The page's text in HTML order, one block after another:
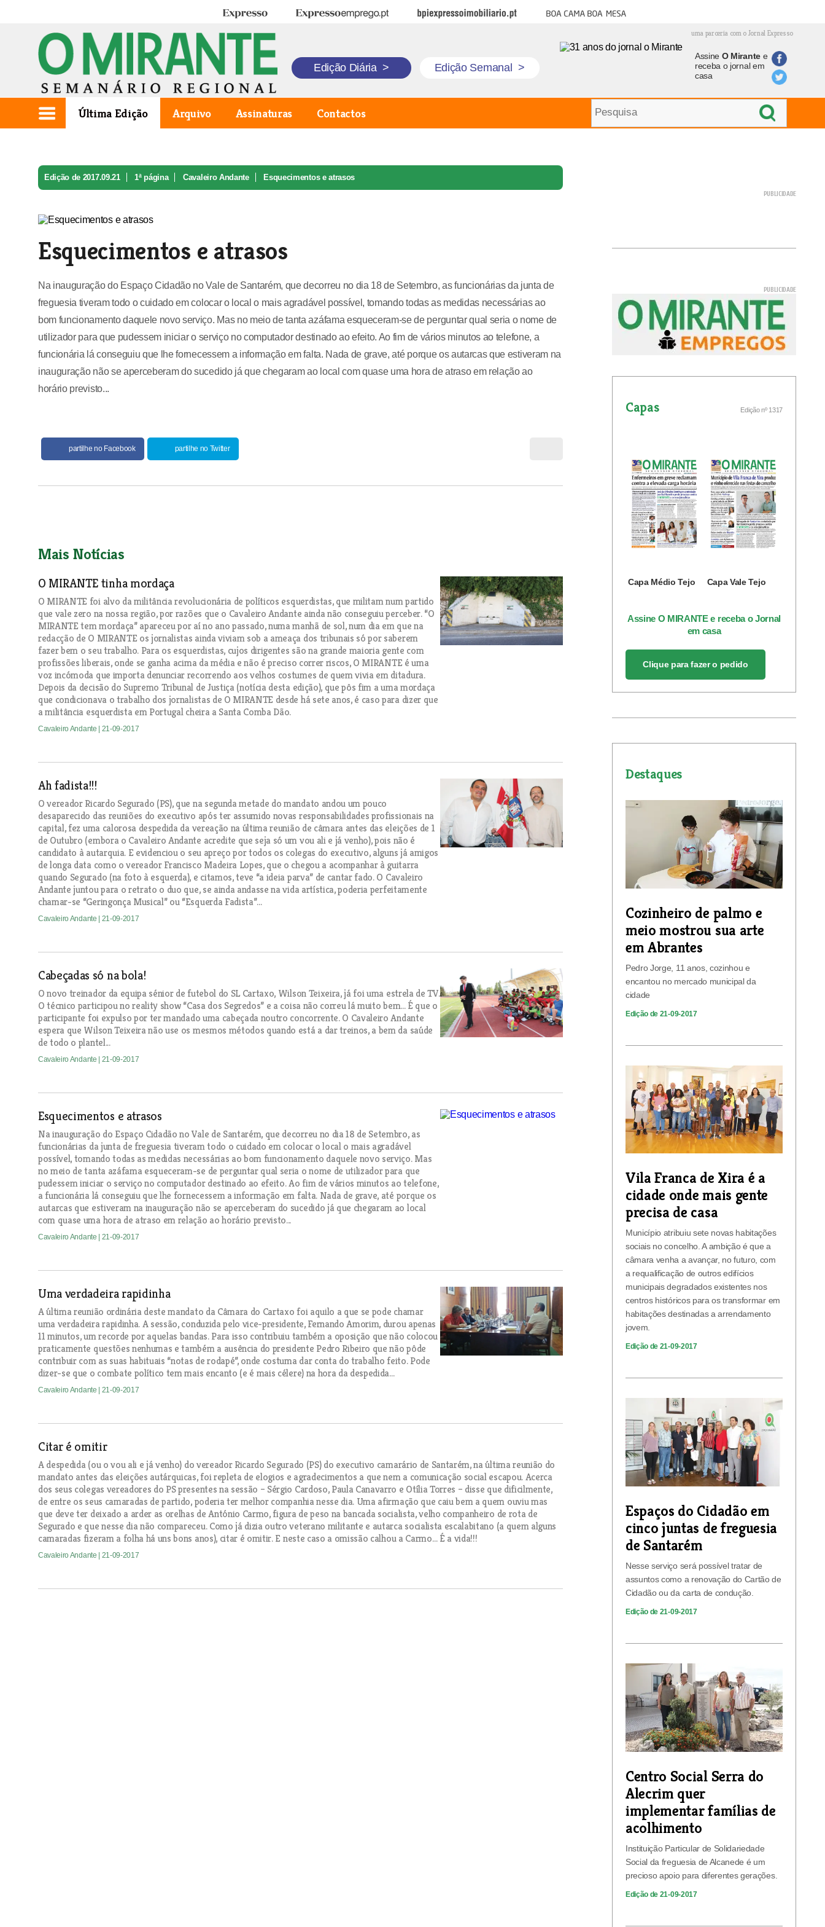
Expresso Expresso Emprego BPI Expresso Imobiliário Boa cama boa mesa
uma parceria com o Jornal Expresso
Edição Diária > Edição Semanal >
Assine O Mirantee
receba o jornal em
casa
Última Edição Arquivo Assinaturas Contactos
Edição de 2017.09.21 1ª página Cavaleiro Andante Esquecimentos e atrasos
Esquecimentos e atrasos
Na inauguração do Espaço Cidadão no Vale de Santarém, que decorreu no dia 18 de Setembro, as funcionárias da junta de
freguesia tiveram todo o cuidado em colocar o local o mais agradável possível, tomando todas as medidas necessárias ao
bom funcionamento daquele novo serviço. Mas no meio de tanta azáfama esqueceram-se de perguntar qual seria o nome de
utilizador para que pudessem iniciar o serviço no computador destinado ao efeito. Ao fim de vários minutos ao telefone, a
funcionária lá conseguiu que lhe fornecessem a informação em falta. Nada de grave, até porque os autarcas que estiveram na
inauguração não se aperceberam do sucedido já que chegaram ao local com quase uma hora de atraso em relação ao
horário previsto...
partilhe no Facebook partilhe no Twitter
Mais Notícias
O MIRANTE tinha mordaça
O MIRANTE foi alvo da militância revolucionária de políticos esquerdistas, que militam num partido
que vale zero na nossa região, por razões que o Cavaleiro Andante ainda não conseguiu perceber. “O
MIRANTE tem mordaça” apareceu por aí no ano passado, numa manhã de sol, num dia em que na
redacção de O MIRANTE os jornalistas ainda viviam sob a ameaça dos tribunais só por saberem
fazer bem o seu trabalho. Para os esquerdistas, cujos dirigentes são na grande maioria gente com
profissões liberais, onde se ganha acima da média e não é preciso correr riscos, O MIRANTE é uma
voz incómoda que importa denunciar recorrendo aos velhos costumes de quem vivia em ditadura.
Depois da decisão do Supremo Tribunal de Justiça (notícia desta edição), que pôs fim a uma mordaça
que condicionava o trabalho dos jornalistas de O MIRANTE desde há sete anos, é caso para dizer que
a militância esquerdista em Portugal cheira a Santa Comba Dão.
Cavaleiro Andante | 21-09-2017
Ah fadista!!!
O vereador Ricardo Segurado (PS), que na segunda metade do mandato andou um pouco
desaparecido das reuniões do executivo após ter assumido novas responsabilidades profissionais na
capital, fez uma calorosa despedida da vereação na última reunião de câmara antes das eleições de 1
de Outubro (embora o Cavaleiro Andante acredite que seja só um vou ali e já venho), pois não é
candidato à autarquia. E evidenciou o seu apreço por todos os colegas do executivo, alguns já amigos
de longa data como o vereador Francisco Madeira Lopes, que o chegou a acompanhar à guitarra
quando Segurado (na foto à esquerda), e citamos, teve “a ideia parva” de cantar fado. O Cavaleiro
Andante juntou para o retrato o duo que, se ainda andasse na vida artística, poderia perfeitamente
chamar-se “Geringonça Musical” ou “Esquerda Fadista”…
Cavaleiro Andante | 21-09-2017
Cabeçadas só na bola!
O novo treinador da equipa sénior de futebol do SL Cartaxo, Wilson Teixeira, já foi uma estrela de TV.
O técnico participou no reality show “Casa dos Segredos” e a coisa não correu lá muito bem... É que o
participante foi expulso por ter mandado uma cabeçada noutro concorrente. O Cavaleiro Andante
espera que Wilson Teixeira não use os mesmos métodos quando está a dar treinos, a bem da saúde
de todo o plantel...
Cavaleiro Andante | 21-09-2017
Esquecimentos e atrasos
Na inauguração do Espaço Cidadão no Vale de Santarém, que decorreu no dia 18 de Setembro, as
funcionárias da junta de freguesia tiveram todo o cuidado em colocar o local o mais agradável
possível, tomando todas as medidas necessárias ao bom funcionamento daquele novo serviço. Mas
no meio de tanta azáfama esqueceram-se de perguntar qual seria o nome de utilizador para que
pudessem iniciar o serviço no computador destinado ao efeito. Ao fim de vários minutos ao telefone,
a funcionária lá conseguiu que lhe fornecessem a informação em falta. Nada de grave, até porque os
autarcas que estiveram na inauguração não se aperceberam do sucedido já que chegaram ao local
com quase uma hora de atraso em relação ao horário previsto...
Cavaleiro Andante | 21-09-2017
Uma verdadeira rapidinha
A última reunião ordinária deste mandato da Câmara do Cartaxo foi aquilo a que se pode chamar
uma verdadeira rapidinha. A sessão, conduzida pelo vice-presidente, Fernando Amorim, durou apenas
11 minutos, um recorde por aquelas bandas. Para isso contribuiu também a oposição que não colocou
praticamente questões nenhumas e também a ausência do presidente Pedro Ribeiro que não pôde
contribuir com as suas habituais “notas de rodapé”, onde costuma dar conta do trabalho feito. Pode
dizer-se que o combate político tem mais encanto (e é mais célere) na hora da despedida...
Cavaleiro Andante | 21-09-2017
Citar é omitir
A despedida (ou o vou ali e já venho) do vereador Ricardo Segurado (PS) do executivo camarário de Santarém, na última reunião do
mandato antes das eleições autárquicas, foi repleta de elogios e agradecimentos a que nem a comunicação social escapou. Acerca
dos seus colegas vereadores do PS presentes na sessão – Sérgio Cardoso, Paula Canavarro e Otília Torres – disse que dificilmente,
de entre os seus camaradas de partido, poderia ter melhor companhia nesse dia. Uma afirmação que caiu bem a quem ouviu mas
que deve ter deixado a arder as orelhas de António Carmo, figura de peso na bancada socialista, velho companheiro de rota de
Segurado e que nesse dia não compareceu. Como já dizia outro veterano militante e autarca socialista escalabitano (a quem alguns
camaradas fizeram a folha há uns bons anos), citar é omitir. E neste caso a omissão calhou a Carmo… É a vida!!!
Cavaleiro Andante | 21-09-2017
Capas Edição nº 1317
Capa Médio Tejo Capa Vale Tejo
Assine O MIRANTE e receba o Jornal
em casa
Clique para fazer o pedido
Destaques
Cozinheiro de palmo e
meio mostrou sua arte
em Abrantes
Pedro Jorge, 11 anos, cozinhou e
encantou no mercado municipal da
cidade
Edição de 21-09-2017
Vila Franca de Xira é a
cidade onde mais gente
precisa de casa
Município atribuiu sete novas habitações
sociais no concelho. A ambição é que a
câmara venha a avançar, no futuro, com
a requalificação de outros edifícios
municipais degradados existentes nos
centros históricos para os transformar em
habitações destinadas a arrendamento
jovem.
Edição de 21-09-2017
Espaços do Cidadão em
cinco juntas de freguesia
de Santarém
Nesse serviço será possível tratar de
assuntos como a renovação do Cartão de
Cidadão ou da carta de condução.
Edição de 21-09-2017
Centro Social Serra do
Alecrim quer
implementar famílias de
acolhimento
Instituição Particular de Solidariedade
Social da freguesia de Alcanede é um
precioso apoio para diferentes gerações.
Edição de 21-09-2017